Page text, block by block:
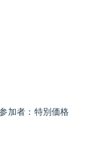
加者：特別価格